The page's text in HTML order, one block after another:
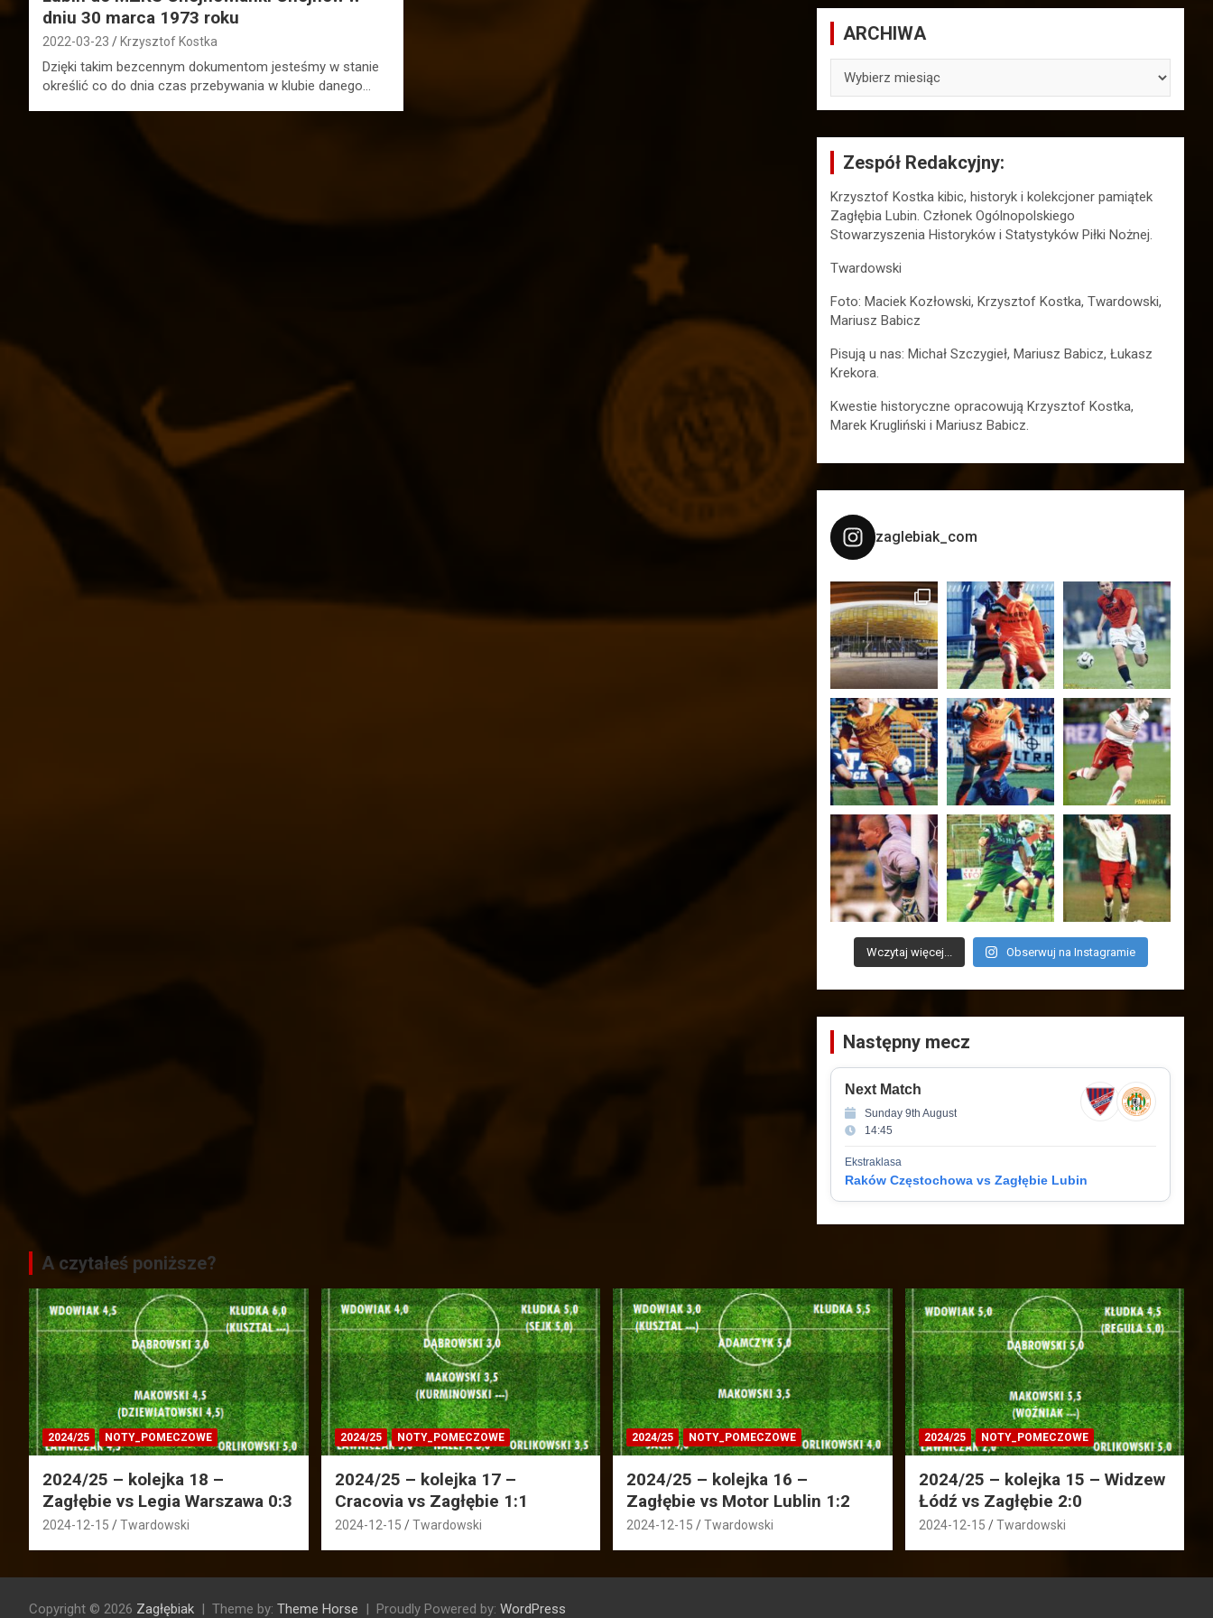
dniu 30 marca 1973 roku
2022-03-23 Krzysztof Kostka
Dzięki takim bezcennym dokumentom jesteśmy w stanie
określić co do dnia czas przebywania w klubie danego…
ARCHIWA
Zespół Redakcyjny:
Krzysztof Kostka kibic, historyk i kolekcjoner pamiątek
Zagłębia Lubin. Członek Ogólnopolskiego
Stowarzyszenia Historyków i Statystyków Piłki Nożnej.
Twardowski
Foto: Maciek Kozłowski, Krzysztof Kostka, Twardowski,
Mariusz Babicz
Pisują u nas: Michał Szczygieł, Mariusz Babicz, Łukasz
Krekora.
Kwestie historyczne opracowują Krzysztof Kostka,
Marek Krugliński i Mariusz Babicz.
zaglebiak_com
Wczytaj więcej... Obserwuj na Instagramie
Następny mecz
Next Match
Sunday 9th August
14:45
Ekstraklasa
Raków Częstochowa vs Zagłębie Lubin
A czytałeś poniższe?
2024/25 NOTY_POMECZOWE
2024/25 – kolejka 18 –
Zagłębie vs Legia Warszawa 0:3
2024-12-15 Twardowski
2024/25 NOTY_POMECZOWE
2024/25 – kolejka 17 –
Cracovia vs Zagłębie 1:1
2024-12-15 Twardowski
2024/25 NOTY_POMECZOWE
2024/25 – kolejka 16 –
Zagłębie vs Motor Lublin 1:2
2024-12-15 Twardowski
2024/25 NOTY_POMECZOWE
2024/25 – kolejka 15 – Widzew
Łódź vs Zagłębie 2:0
2024-12-15 Twardowski
Copyright © 2026 Zagłębiak Theme by: Theme Horse Proudly Powered by: WordPress